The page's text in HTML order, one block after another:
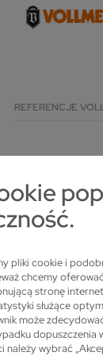
pliki cookie i
chcemy
stronę
służące
może
dopuszczenia
należy wybrać
REFERENCJE
2020-12-09
narzędzi
językowy. W
Sam termin
narzędzi, co
przedsiębiorstwa: